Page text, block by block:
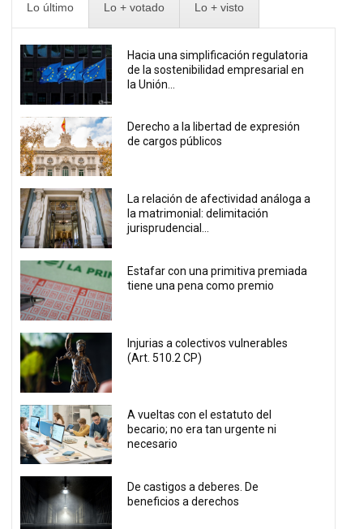
Lo último Lo + votado Lo + visto
Hacia una simplificación regulatoria
de la sostenibilidad empresarial en
la Unión...
Derecho a la libertad de expresión
de cargos públicos
La relación de afectividad análoga a
la matrimonial: delimitación
jurisprudencial...
Estafar con una primitiva premiada
tiene una pena como premio
Injurias a colectivos vulnerables
(Art. 510.2 CP)
A vueltas con el estatuto del
becario; no era tan urgente ni
necesario
De castigos a deberes. De
beneficios a derechos